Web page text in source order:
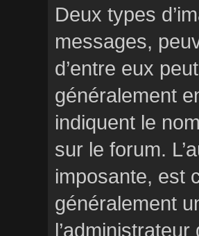
Deux types
messages,
d’entre eux
généralement
indiquent le
sur le forum.
imposante, est
généralement